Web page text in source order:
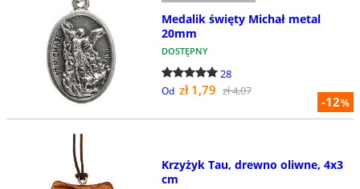
-12%
Medalik święty Michał metal
20mm
DOSTĘPNY
28
Od zł 1,79 zł 4,07
Krzyżyk Tau, drewno oliwne, 4x3
cm